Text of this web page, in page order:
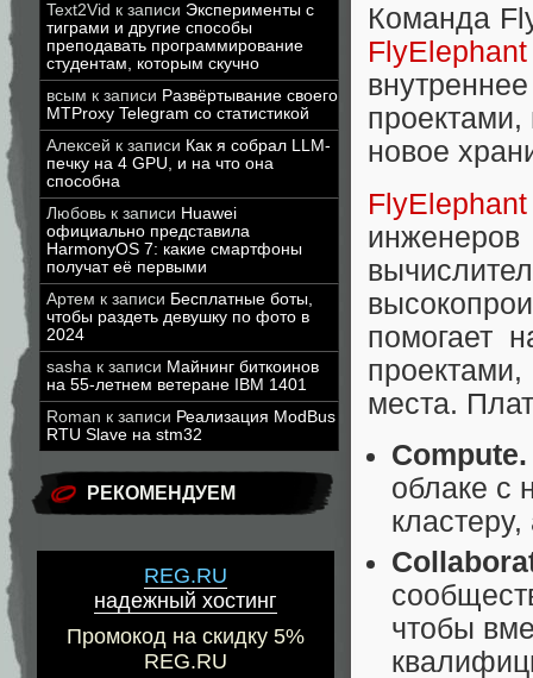
Text2Vid к записи Эксперименты с
тиграми и другие способы
преподавать программирование
студентам, которым скучно
всым к записи Развёртывание своего
MTProxy Telegram со статистикой
Алексей к записи Как я собрал LLM-
печку на 4 GPU, и на что она
способна
Любовь к записи Huawei
официально представила
HarmonyOS 7: какие смартфоны
получат её первыми
Артем к записи Бесплатные боты,
чтобы раздеть девушку по фото в
2024
sasha к записи Майнинг биткоинов
на 55-летнем ветеране IBM 1401
Roman к записи Реализация ModBus
RTU Slave на stm32
РЕКОМЕНДУЕМ
REG.RU
надежный хостинг
Промокод на скидку 5%
REG.RU
Команда
новое
FlyElephant
помогает
места.
Compute.
облаке с
чтобы